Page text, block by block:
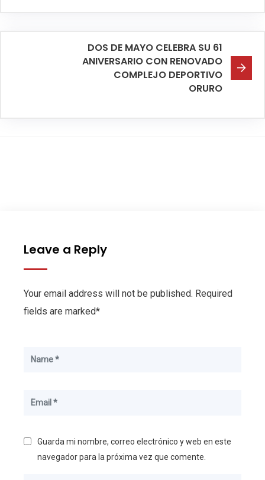
DOS DE MAYO CELEBRA SU 61
ANIVERSARIO CON RENOVADO
COMPLEJO DEPORTIVO
ORURO
Leave a Reply
Your email address will not be published. Required
fields are marked*
Guarda mi nombre, correo electrónico y web en este
navegador para la próxima vez que comente.